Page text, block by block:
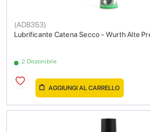
Lubrificante Catena Secco - Wurth Alte
(AD8353)
2 Disponibile
AGGIUNGI AL CARRELLO